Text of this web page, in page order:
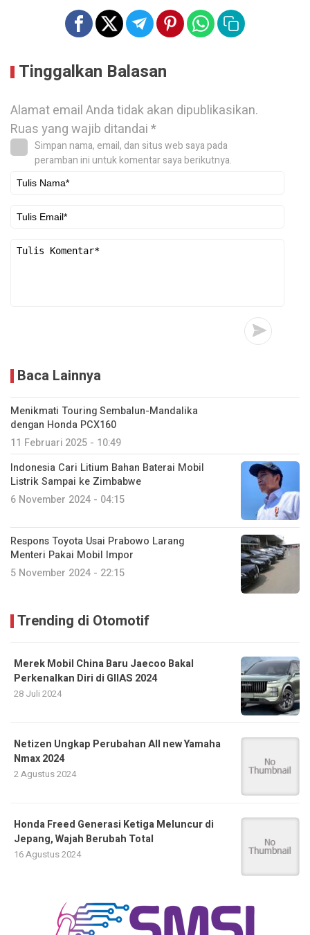
Tinggalkan Balasan
Alamat email Anda tidak akan dipublikasikan.
Ruas yang wajib ditandai*
Simpan nama, email, dan situs web saya pada
peramban ini untuk komentar saya berikutnya.
Baca Lainnya
Menikmati Touring Sembalun-Mandalika
dengan Honda PCX160
11 Februari 2025 - 10:49
Indonesia Cari Litium Bahan Baterai Mobil
Listrik Sampai ke Zimbabwe
6 November 2024 - 04:15
Respons Toyota Usai Prabowo Larang
Menteri Pakai Mobil Impor
5 November 2024 - 22:15
Trending di Otomotif
Merek Mobil China Baru Jaecoo Bakal
Perkenalkan Diri di GIIAS 2024
28 Juli 2024
Netizen Ungkap Perubahan All new Yamaha
Nmax 2024
2 Agustus 2024
Honda Freed Generasi Ketiga Meluncur di
Jepang, Wajah Berubah Total
16 Agustus 2024